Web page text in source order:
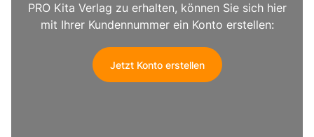
PRO Kita Verlag zu erhalten, können Sie sich hier
mit Ihrer Kundennummer ein Konto erstellen:
Jetzt Konto erstellen